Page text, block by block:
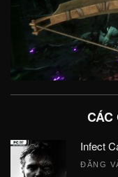
CÁC
Infect
ĐĂNG